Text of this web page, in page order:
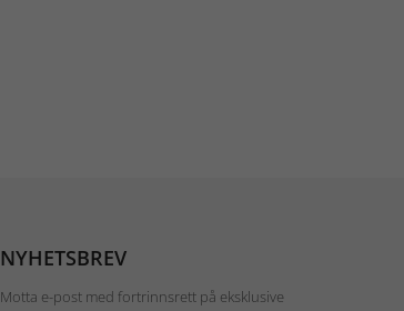
NYHETSBREV
Motta e-post med fortrinnsrett på eksklusive